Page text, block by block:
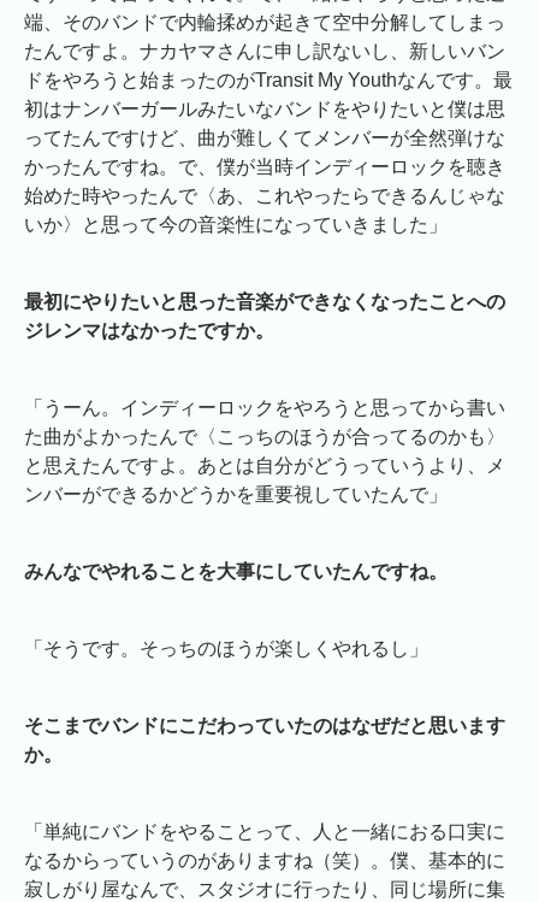
端、そのバンドで内輪揉めが起きて空中分解してしまっ
たんですよ。ナカヤマさんに申し訳ないし、新しいバン
ドをやろうと始まったのがTransit My Youthなんです。最
初はナンバーガールみたいなバンドをやりたいと僕は思
ってたんですけど、曲が難しくてメンバーが全然弾けな
かったんですね。で、僕が当時インディーロックを聴き
始めた時やったんで〈あ、これやったらできるんじゃな
いか〉と思って今の音楽性になっていきました」
最初にやりたいと思った音楽ができなくなったことへの
ジレンマはなかったですか。
「うーん。インディーロックをやろうと思ってから書い
た曲がよかったんで〈こっちのほうが合ってるのかも〉
と思えたんですよ。あとは自分がどうっていうより、メ
ンバーができるかどうかを重要視していたんで」
みんなでやれることを大事にしていたんですね。
「そうです。そっちのほうが楽しくやれるし」
そこまでバンドにこだわっていたのはなぜだと思います
か。
「単純にバンドをやることって、人と一緒におる口実に
なるからっていうのがありますね（笑）。僕、基本的に
寂しがり屋なんで、スタジオに行ったり、同じ場所に集